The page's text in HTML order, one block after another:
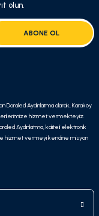
olun.
ABONE OL
Doraled Aydınlatma olarak, Karaköy
hizmet vermekteyiz.
Aydınlatma, kaliteli elektronik
hizmet vermeyi kendine misyon